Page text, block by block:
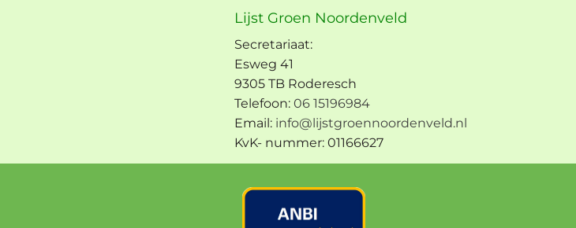
Lijst Groen Noordenveld
Secretariaat:
Esweg 41
9305 TB Roderesch
Telefoon: 06 15196984
Email: info@lijstgroennoordenveld.nl
KvK- nummer: 01166627